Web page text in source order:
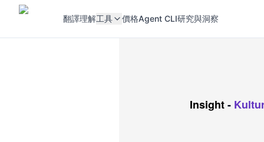
翻譯理解工具 價格Agent CLI研究與洞察
Insight-